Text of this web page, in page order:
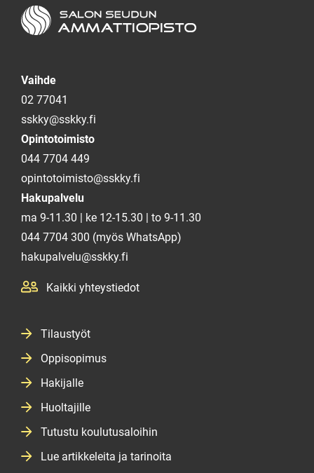
Vaihde
02 77041
sskky@sskky.fi
Opintotoimisto
044 7704 449
opintotoimisto@sskky.fi
Hakupalvelu
ma 9-11.30 | ke 12-15.30 | to 9-11.30
044 7704 300 (myös WhatsApp)
hakupalvelu@sskky.fi
Kaikki yhteystiedot
Tilaustyöt
Oppisopimus
Hakijalle
Huoltajille
Tutustu koulutusaloihin
Lue artikkeleita ja tarinoita